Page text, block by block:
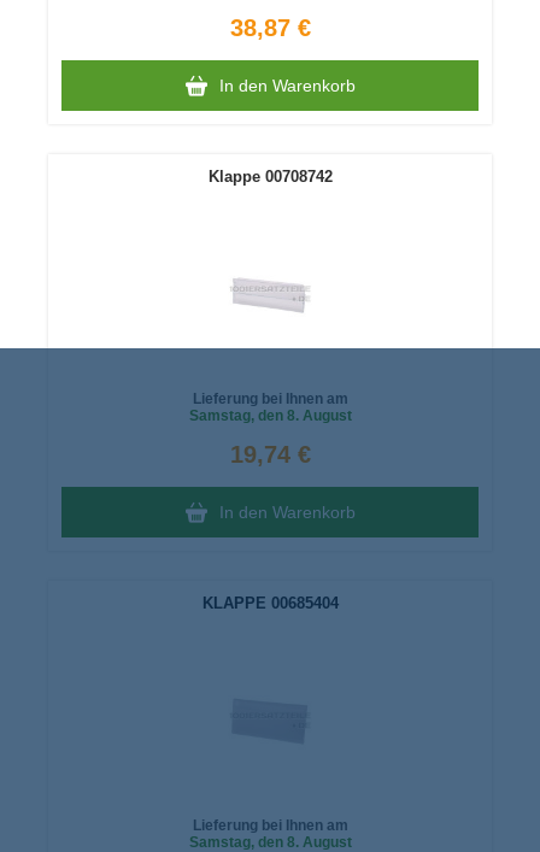
38,87 €
In den Warenkorb
Klappe 00708742
Lieferung bei Ihnen am
Samstag, den 8. August
19,74 €
In den Warenkorb
KLAPPE 00685404
Lieferung bei Ihnen am
Samstag, den 8. August